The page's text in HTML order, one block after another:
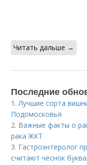
Читать дальше →
Последние
1.Лучшие сорта
Подомосковья
2. Важные факты о
рака ЖКТ
3. Гастроэнтеролог
считают чеснок